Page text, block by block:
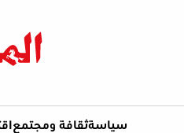
سياسةثقافة ومجتمع